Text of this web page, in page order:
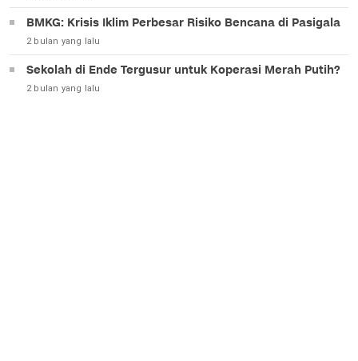
BMKG: Krisis Iklim Perbesar Risiko Bencana di Pasigala
2 bulan yang lalu
Sekolah di Ende Tergusur untuk Koperasi Merah Putih?
2 bulan yang lalu